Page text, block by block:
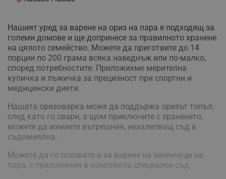
Нашият уред за варене на ориз на пара е подходящ за
големи домове и ще допринесе за правилното хранене
на цялото семейство. Можете да приготвите до 14
порции по 200 грама всяка наведнъж или по-малко,
според потребностите. Приложихме мерителна
купичка и лъжичка за прецизност при спортни и
медицински диети.
Нашата оризоварка може да поддържа оризът топъл,
след като го свари, а щом приключите с храненето,
можете да измиете вътрешния, незалепващ съд в
съдомиялна.
Можете да го ползвате и за варене на зеленчуци на
пара, с приложения в комплекта специален съд.